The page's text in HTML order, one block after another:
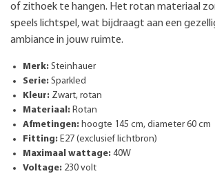
of zithoek te hangen. Het rotan materiaal
speels lichtspel, wat bijdraagt aan een
ambiance in jouw ruimte.
Merk: Steinhauer
Serie: Sparkled
Kleur: Zwart, rotan
Materiaal: Rotan
Afmetingen: hoogte 145 cm, diameter 60 cm
Fitting: E27 (exclusief lichtbron)
Maximaal wattage: 40W
Voltage: 230 volt